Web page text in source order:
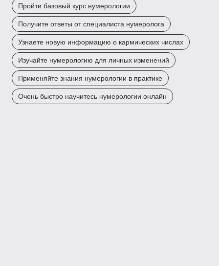
Пройти базовый курс нумерологии
Получите ответы от специалиста нумеролога
Узнаете новую информацию о кармических числах
Изучайте нумерологию для личных изменений
Применяйте знания нумерологии в практике
Очень быстро научитесь нумерологии онлайн